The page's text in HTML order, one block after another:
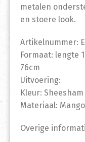
metalen
en stoere look.
Artikelnummer:
Formaat: lengte
76cm
Uitvoering:
Kleur:
Materiaal:
Overige